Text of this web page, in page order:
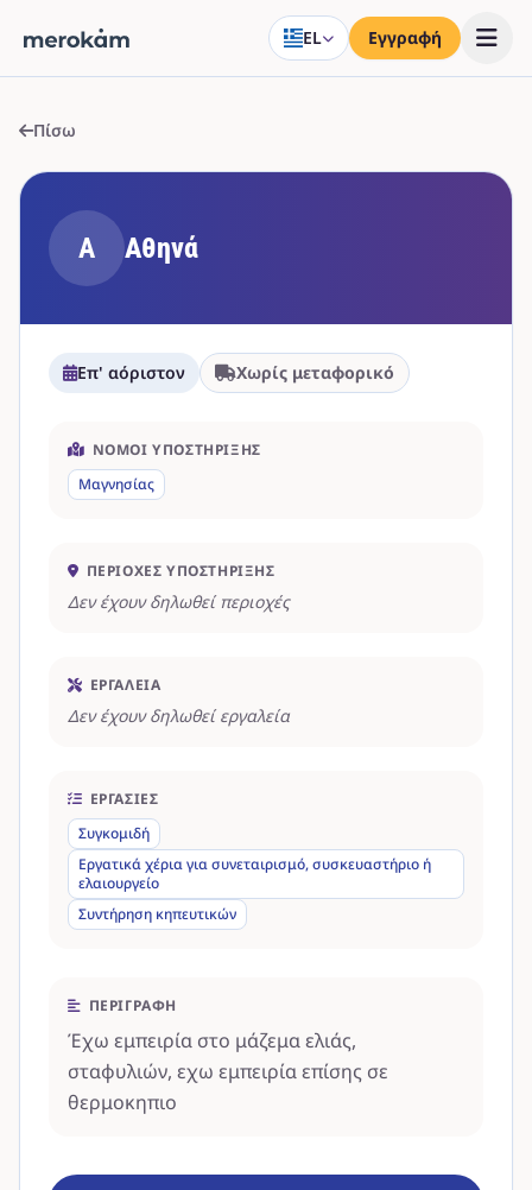
EL Εγγραφή
Πίσω
Α Αθηνά
Επ' αόριστον Χωρίς μεταφορικό
ΝΟΜΟΊ ΥΠΟΣΤΉΡΙΞΗΣ
Μαγνησίας
ΠΕΡΙΟΧΈΣ ΥΠΟΣΤΉΡΙΞΗΣ
Δεν έχουν δηλωθεί περιοχές
ΕΡΓΑΛΕΊΑ
Δεν έχουν δηλωθεί εργαλεία
ΕΡΓΑΣΊΕΣ
Συγκομιδή
Εργατικά χέρια για συνεταιρισμό, συσκευαστήριο ή
ελαιουργείο
Συντήρηση κηπευτικών
ΠΕΡΙΓΡΑΦΉ
Έχω εμπειρία στο μάζεμα ελιάς,
σταφυλιών, εχω εμπειρία επίσης σε
θερμοκηπιο